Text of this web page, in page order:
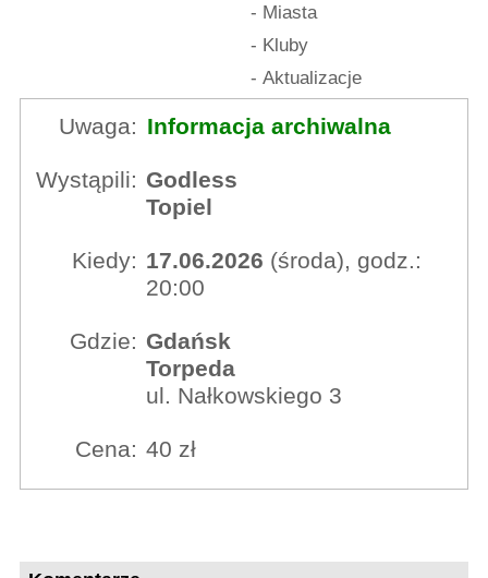
- Miasta
- Kluby
- Aktualizacje
Uwaga: Informacja archiwalna
Wystąpili: Godless
Topiel
Kiedy: 17.06.2026 (środa), godz.:
20:00
Gdzie: Gdańsk
Torpeda
ul. Nałkowskiego 3
Cena: 40 zł